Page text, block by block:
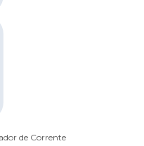
de Corrente